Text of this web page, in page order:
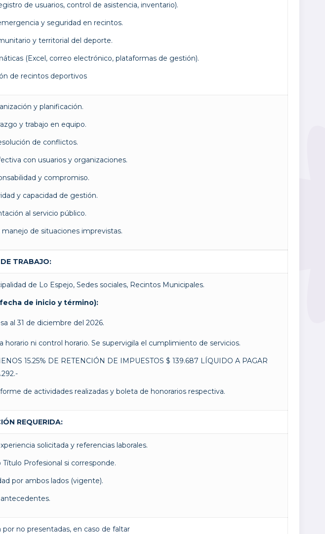
de usuarios, control de asistencia, inventario).
y seguridad en recintos.
y territorial del deporte.
(Excel, correo electrónico, plataformas de gestión).
de recintos deportivos
y planificación.
y trabajo en equipo.
de conflictos.
con usuarios y organizaciones.
y compromiso.
y capacidad de gestión.
al servicio público.
de situaciones imprevistas.
TRABAJO:
de Lo Espejo, Sedes sociales, Recintos Municipales.
de inicio y término):
al 31 de diciembre del 2026.
horario ni control horario. Se supervigila el cumplimiento de servicios.
15.25% DE RETENCIÓN DE IMPUESTOS $ 139.687 LÍQUIDO A PAGAR
de actividades realizadas y boleta de honorarios respectiva.
REQUERIDA:
solicitada y referencias laborales.
Profesional si corresponde.
por ambos lados (vigente).
no presentadas, en caso de faltar